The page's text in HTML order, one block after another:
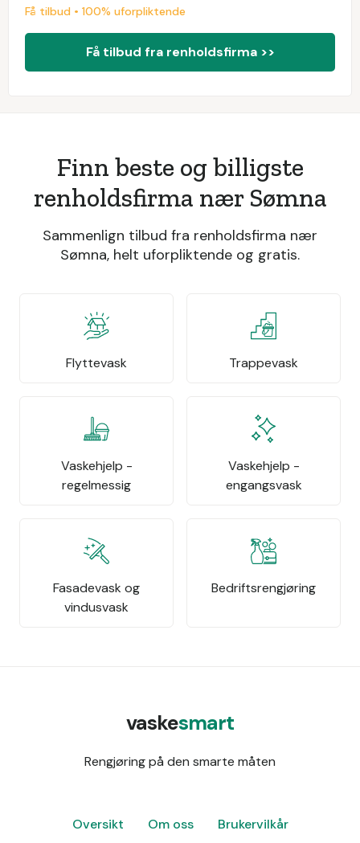
Få tilbud • 100% uforpliktende
Få tilbud fra renholdsfirma >>
Finn beste og billigste
renholdsfirma nær Sømna
Sammenlign tilbud fra renholdsfirma nær
Sømna, helt uforpliktende og gratis.
Flyttevask Trappevask
Vaskehjelp -
regelmessig
Vaskehjelp -
engangsvask
Fasadevask og
vindusvask
Bedriftsrengjøring
vaskesmart
Rengjøring på den smarte måten
Oversikt Om oss Brukervilkår